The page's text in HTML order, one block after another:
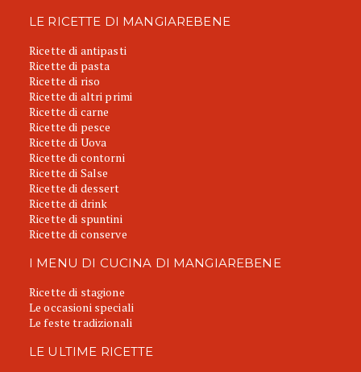
LE RICETTE DI MANGIAREBENE
Ricette di antipasti
Ricette di pasta
Ricette di riso
Ricette di altri primi
Ricette di carne
Ricette di pesce
Ricette di Uova
Ricette di contorni
Ricette di Salse
Ricette di dessert
Ricette di drink
Ricette di spuntini
Ricette di conserve
I MENU DI CUCINA DI MANGIAREBENE
Ricette di stagione
Le occasioni speciali
Le feste tradizionali
LE ULTIME RICETTE